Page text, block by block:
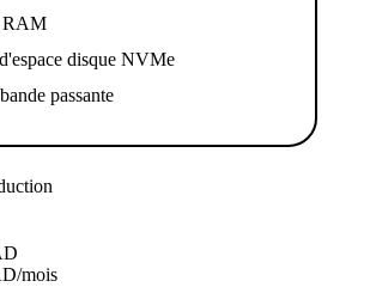
RAM
d'espace disque NVMe
passante
/mois